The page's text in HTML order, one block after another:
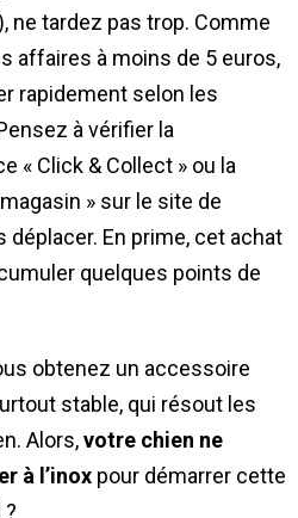
ne tardez pas trop. Comme
affaires à moins de 5 euros,
rapidement selon les
à vérifier la
« Click & Collect » ou la
» sur le site de
déplacer. En prime, cet achat
quelques points de
obtenez un accessoire
stable, qui résout les
Alors,votre chien ne
à l’inox pour démarrer cette